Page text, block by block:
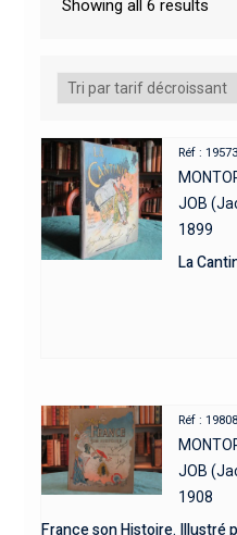
Showing all 6 results
Réf : 19573
JOB
1899
La
Réf : 19808
JOB
1908
France son Histoire. Illustré